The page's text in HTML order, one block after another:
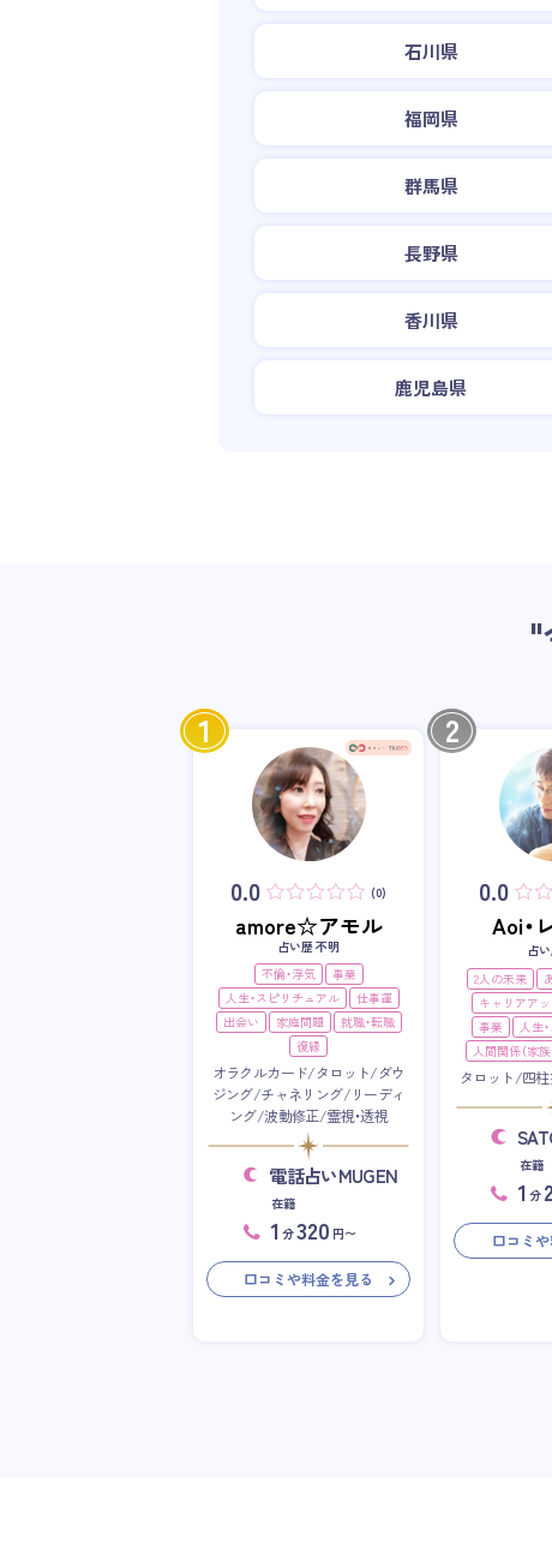
石川県
福岡県
群馬県
長野県
香川県
鹿児島県
1
0.0 (0)
amore☆アモル
占い歴 不明
不倫・浮気
事業
人生・スピリチュアル
仕事運
出会い
家庭問題
就職・転職
復縁
オラクルカード/タロット/ダウ
ジング/チャネリング/リーディ
ング/波動修正/霊視・透視
電話占いMUGEN
在籍
1 分320 円〜
口コミや料金を見る
2
0.0
Aoi・
占
2人の未来
キャリアア
事業
人生
人間関係（家族
タロット/四
在籍
1 分
口コミ